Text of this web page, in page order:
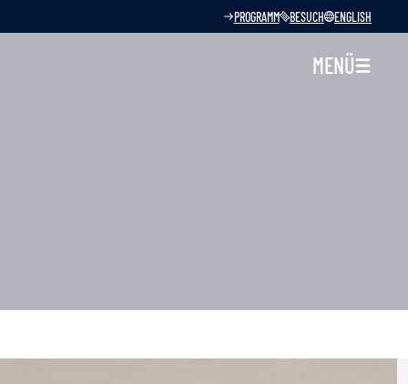
PROGRAMM BESUCH ENGLISH
MENÜ